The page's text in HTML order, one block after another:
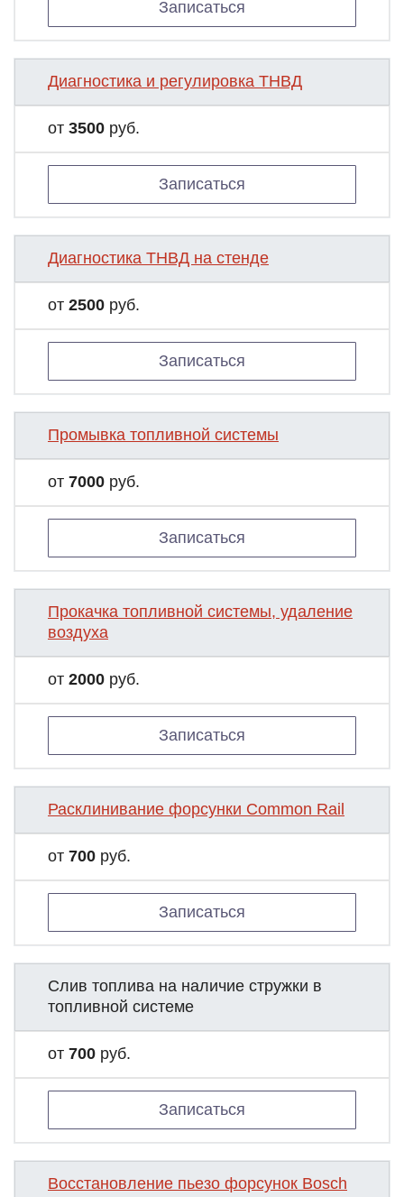
Записаться
Диагностика и регулировка ТНВД
от 3500 руб.
Записаться
Диагностика ТНВД на стенде
от 2500 руб.
Записаться
Промывка топливной системы
от 7000 руб.
Записаться
Прокачка топливной системы, удаление
воздуха
от 2000 руб.
Записаться
Расклинивание форсунки Common Rail
от 700 руб.
Записаться
Слив топлива на наличие стружки в
топливной системе
от 700 руб.
Записаться
Восстановление пьезо форсунок Bosch